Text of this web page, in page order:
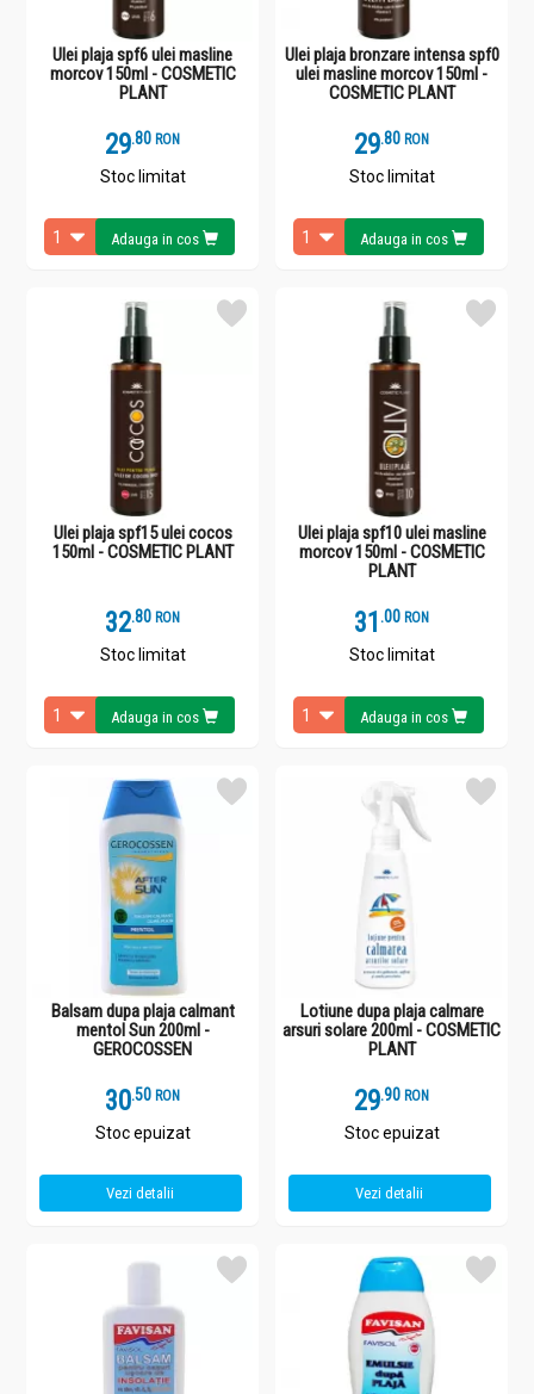
Ulei plaja spf6 ulei masline
morcov 150ml - COSMETIC
PLANT
29.8 RON
Stoc limitat
Adauga in cos
Ulei plaja bronzare intensa spf0
ulei masline morcov 150ml -
COSMETIC PLANT
29.8 RON
Stoc limitat
Adauga in cos
Ulei plaja spf15 ulei cocos
150ml - COSMETIC PLANT
32.8 RON
Stoc limitat
Adauga in cos
Ulei plaja spf10 ulei masline
morcov 150ml - COSMETIC
PLANT
31 .0 RON
Stoc limitat
Adauga in cos
Balsam dupa plaja calmant
mentol Sun 200ml -
GEROCOSSEN
30.5 RON
Stoc epuizat
Vezi detalii
Lotiune dupa plaja calmare
arsuri solare 200ml - COSMETIC
PLANT
29.9 RON
Stoc epuizat
Vezi detalii